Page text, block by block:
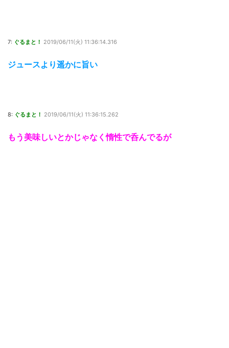
7: ぐるまと！ 2019/06/11(火) 11:36:14.316
ジュースより遥かに旨い
8: ぐるまと！ 2019/06/11(火) 11:36:15.262
もう美味しいとかじゃなく惰性で呑んでるが